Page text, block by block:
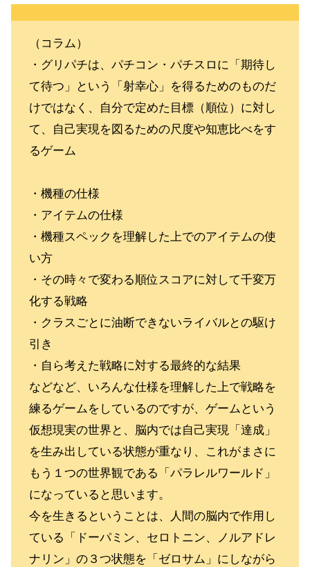
（コラム）
・グリパチは、パチコン・パチスロに「期待し
て待つ」という「射幸心」を得るためのものだ
けではなく、自分で定めた目標（順位）に対し
て、自己実現を図るための尺度や知恵比べをす
るゲーム
・機種の仕様
・アイテムの仕様
・機種スペックを理解した上でのアイテムの使
い方
・その時々で変わる順位スコアに対して千変万
化する戦略
・クラスごとに油断できないライバルとの駆け
引き
・自ら考えた戦略に対する最終的な結果
などなど、いろんな仕様を理解した上で戦略を
練るゲームをしているのですが、ゲームという
仮想現実の世界と、脳内では自己実現「達成」
を生み出している状態が重なり、これがまさに
もう１つの世界観である「パラレルワールド」
になっていると思います。
今を生きるということは、人間の脳内で作用し
ている「ドーパミン、セロトニン、ノルアドレ
ナリン」の３つ状態を「ゼロサム」にしながら